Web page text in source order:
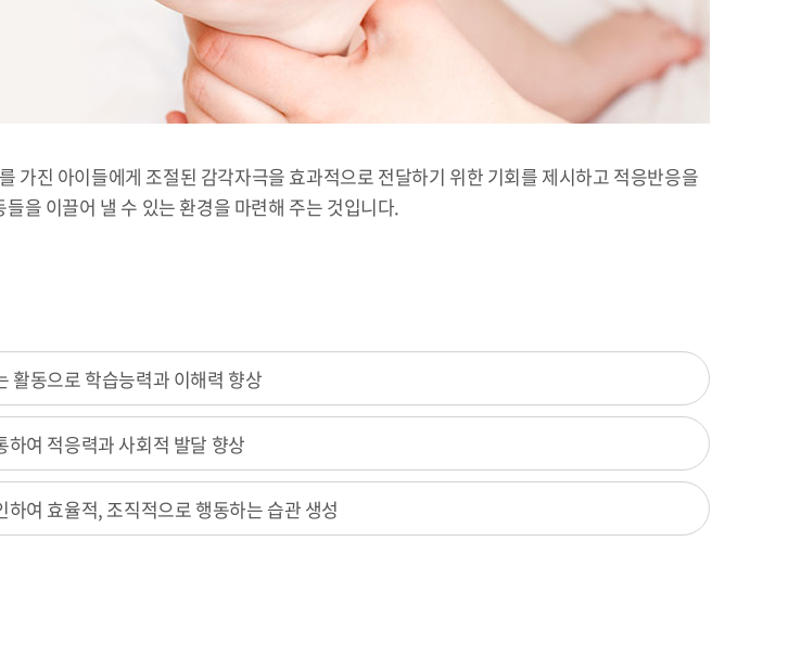
가진 아이들에게 조절된 감각자극을 효과적으로 전달하기 위한 기회를 제시하고 적응반응을
을 이끌어 낼 수 있는 환경을 마련해 주는 것입니다.
활동으로 학습능력과 이해력 향상
여 적응력과 사회적 발달 향상
여 효율적, 조직적으로 행동하는 습관 생성